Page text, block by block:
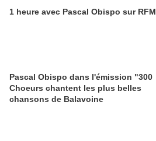
1 heure avec Pascal Obispo sur RFM
Pascal Obispo dans l'émission "300
Choeurs chantent les plus belles
chansons de Balavoine